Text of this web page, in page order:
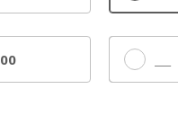
Autre